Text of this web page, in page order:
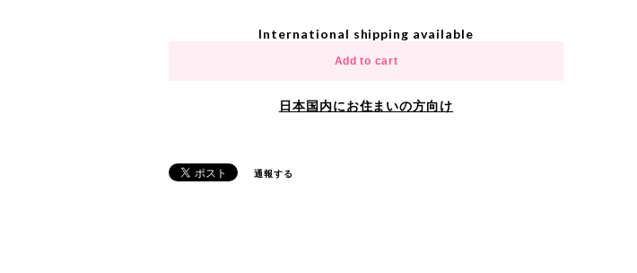
International shipping available
Add to cart
日本国内にお住まいの方向け
通報する